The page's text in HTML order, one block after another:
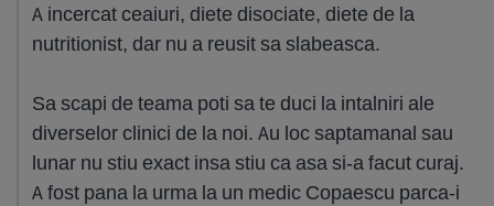
A incercat ceaiuri, diete disociate, diete de la
nutritionist, dar nu a reusit sa slabeasca.
Sa scapi de teama poti sa te duci la intalniri ale
diverselor clinici de la noi. Au loc saptamanal sau
lunar nu stiu exact insa stiu ca asa si-a facut curaj.
A fost pana la urma la un medic Copaescu parca-i